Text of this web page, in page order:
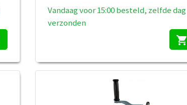
Vandaag voor 15:00 besteld, zelfde dag
verzonden
shopping_cart